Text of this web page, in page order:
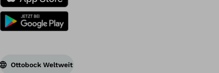
Ottobock Weltweit